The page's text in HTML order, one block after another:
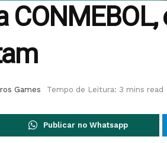
Games Tempo de Leitura: 3 mins read
Publicar no Whatsapp